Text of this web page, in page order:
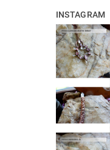
INSTAGRAM